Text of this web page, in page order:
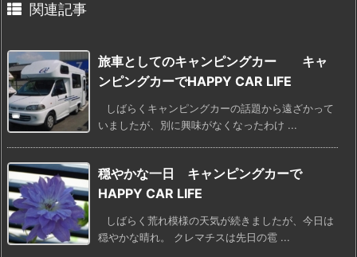
関連記事
旅車としてのキャンピングカー キャ
ンピングカーでHAPPY CAR LIFE
しばらくキャンピングカーの話題から遠ざかって
いましたが、別に興味がなくなったわけ ...
穏やかな一日 キャンピングカーで
HAPPY CAR LIFE
しばらく荒れ模様の天気が続きましたが、今日は
穏やかな晴れ。 クレマチスは先日の雹 ...